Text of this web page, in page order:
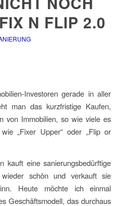
N FLIP 2.0
Investoren gerade in aller
man das kurzfristige Kaufen,
von Immobilien, so wie viele es
„Fixer Upper“ oder „Flip or
kauft eine sanierungsbedürftige
schön und verkauft sie
Heute möchte ich einmal
Geschäftsmodell, das durchaus